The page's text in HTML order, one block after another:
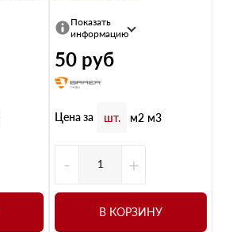
Показать
информацию
50 руб
Цена за шт. м2 м3
- +
В КОРЗИНУ